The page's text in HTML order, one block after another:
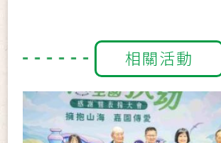
相關活動